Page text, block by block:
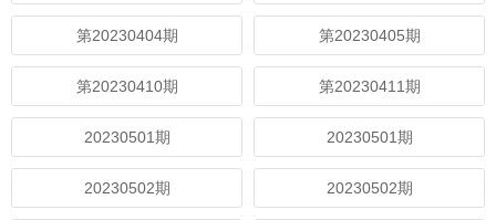
第20230404期 第20230405期
第20230410期 第20230411期
20230501期 20230501期
20230502期 20230502期